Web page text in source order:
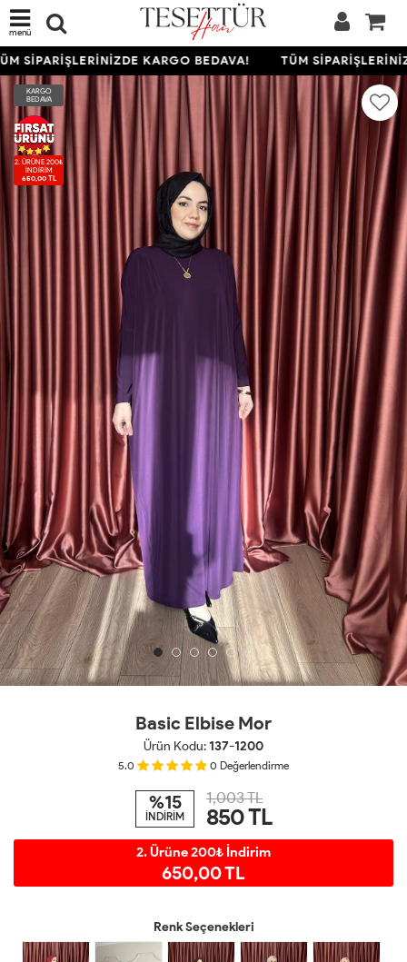
menü
SİPARİŞLERİNİZDE KARGO BEDAVA! TÜM
KARGO
BEDAVA
2. ÜRÜNE 200₺
İNDIRIM
650,00 TL
Basic Elbise Mor
Ürün Kodu:137-1200
5.0 0 Değerlendirme
%15
İNDİRİM
1,003 TL
850TL
2. Ürüne 200₺ İndirim
650,00 TL
Renk Seçenekleri